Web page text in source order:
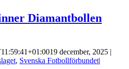
Diamantbollen
19 december, 2025 |
, Svenska Fotbollförbundet|